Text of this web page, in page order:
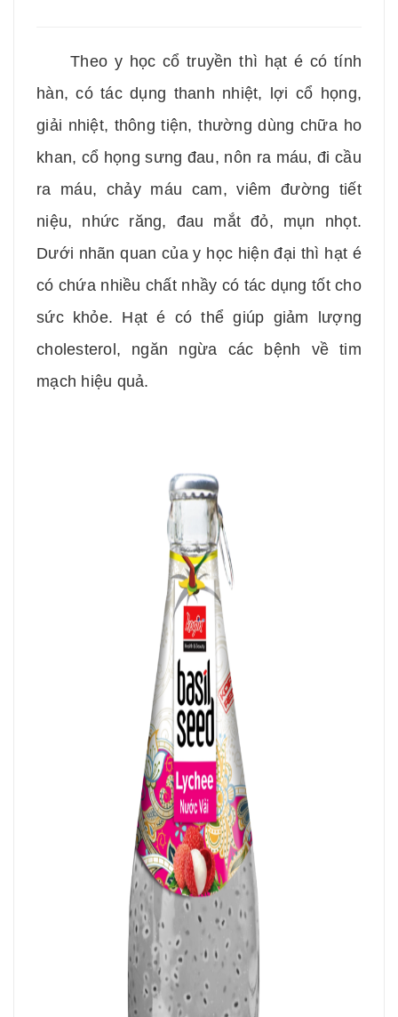
Theo y học cổ truyền thì hạt é có tính
hàn, có tác dụng thanh nhiệt, lợi cổ họng,
giải nhiệt, thông tiện, thường dùng chữa ho
khan, cổ họng sưng đau, nôn ra máu, đi cầu
ra máu, chảy máu cam, viêm đường tiết
niệu, nhức răng, đau mắt đỏ, mụn nhọt.
Dưới nhãn quan của y học hiện đại thì hạt é
có chứa nhiều chất nhầy có tác dụng tốt cho
sức khỏe. Hạt é có thể giúp giảm lượng
cholesterol, ngăn ngừa các bệnh về tim
mạch hiệu quả.